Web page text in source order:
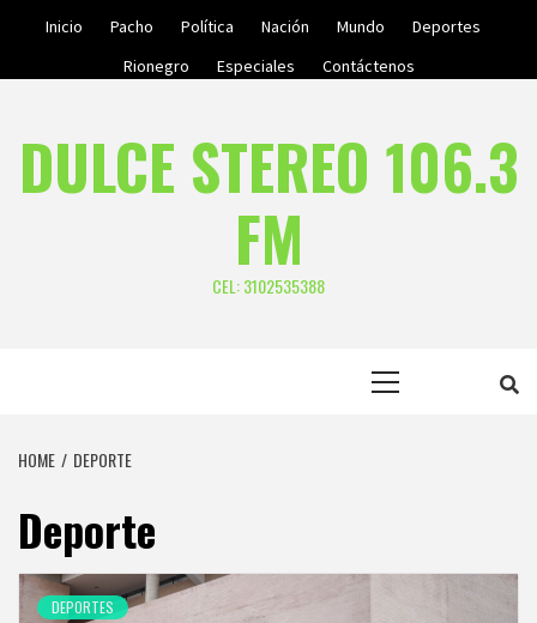
Inicio Pacho Política Nación Mundo
Deportes
Rionegro
Especiales Contáctenos
DULCE STEREO 106.3
FM
CEL: 3102535388
HOME DEPORTE
Deporte
DEPORTES